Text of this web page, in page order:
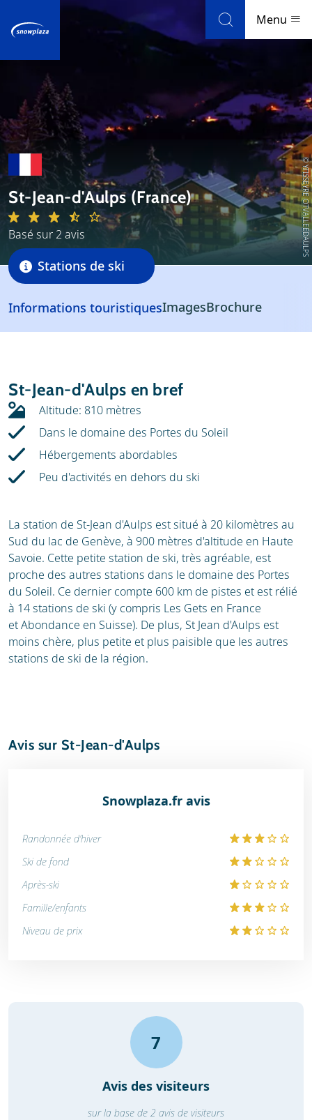
Skip to navigation
Skip to main content
Menu
Stations de ski
Météo et enneigement
Newsletter
Avis
© Y.TISSEYRE OTVALLEEDAULPS
St-Jean-d'Aulps (France)
Basé sur 2 avis
Stations de ski
Météo
Location
Location de ski
Informations touristiquesImagesBrochure
St-Jean-d'Aulps en bref
Altitude: 810 mètres
Dans le domaine des Portes du Soleil
Hébergements abordables
Peu d'activités en dehors du ski
La station de St-Jean d'Aulps est situé à 20 kilomètres au
Sud du lac de Genève, à 900 mètres d'altitude en Haute
Savoie. Cette petite station de ski, très agréable, est
proche des autres stations dans le domaine des Portes
du Soleil. Ce dernier compte 600 km de pistes et est rélié
à 14 stations de ski (y compris Les Gets en France
et Abondance en Suisse). De plus, St Jean d'Aulps est
moins chère, plus petite et plus paisible que les autres
stations de ski de la région.
Avis sur St-Jean-d'Aulps
Snowplaza.fr avis
Randonnée d'hiver
Ski de fond
Après-ski
Famille/enfants
Niveau de prix
7
Avis des visiteurs
sur la base de 2 avis de visiteurs